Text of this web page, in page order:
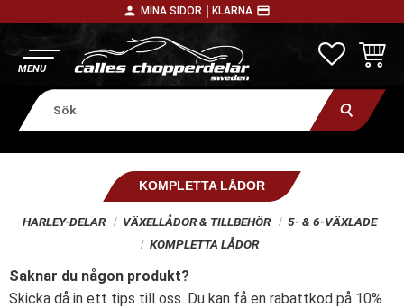
person MINA SIDOR │ KLARNA payment
KOMPLETTA LÅDOR
HARLEY-DELAR VÄXELLÅDOR & TILLBEHÖR
5- & 6-VÄXLADE
KOMPLETTA LÅDOR
Saknar du någon produkt?
Skicka då in ett tips till oss. Du kan få en rabattkod på 10%